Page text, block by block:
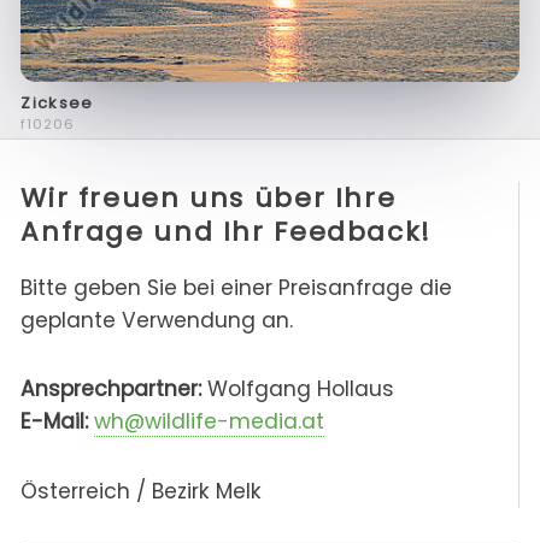
Zicksee
f10206
Wir freuen uns über Ihre
Anfrage und Ihr Feedback!
Bitte geben Sie bei einer Preisanfrage die
geplante Verwendung an.
Ansprechpartner:Wolfgang Hollaus
E-Mail: wh@wildlife-media.at
Österreich / Bezirk Melk